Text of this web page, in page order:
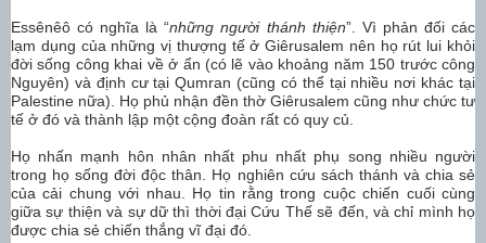
Essênêô có nghĩa là “những người thánh thiện”. Vì phản đối các
lạm dụng của những vị thượng tế ở Giêrusalem nên họ rút lui khỏi
đời sống công khai về ở ẩn (có lẽ vào khoảng năm 150 trước công
Nguyên) và định cư tại Qumran (cũng có thể tại nhiều nơi khác tại
Palestine nữa). Họ phủ nhận đền thờ Giêrusalem cũng như chức tư
tế ở đó và thành lập một cộng đoàn rất có quy củ.
Họ nhấn mạnh hôn nhân nhất phu nhất phụ song nhiều người
trong họ sống đời độc thân. Họ nghiên cứu sách thánh và chia sẻ
của cải chung với nhau. Họ tin rằng trong cuộc chiến cuối cùng
giữa sự thiện và sự dữ thì thời đại Cứu Thế sẽ đến, và chỉ mình họ
được chia sẻ chiến thắng vĩ đại đó.